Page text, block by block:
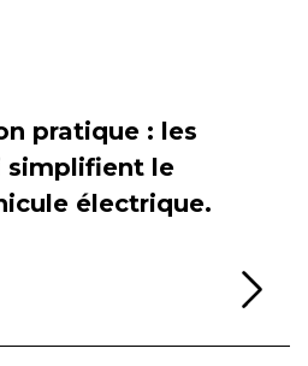
pratique : les
simplifient le
électrique.